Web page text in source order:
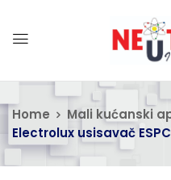
Home Mali kućanski
Electrolux usisavač